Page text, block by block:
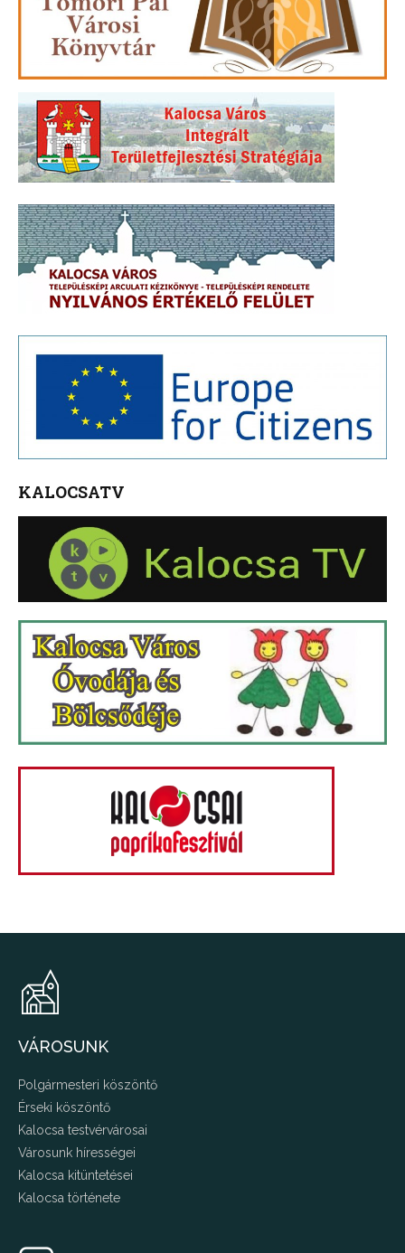
KALOCSATV
VÁROSUNK
Polgármesteri köszöntő
Érseki köszöntő
Kalocsa testvérvárosai
Városunk hírességei
Kalocsa kitüntetései
Kalocsa története